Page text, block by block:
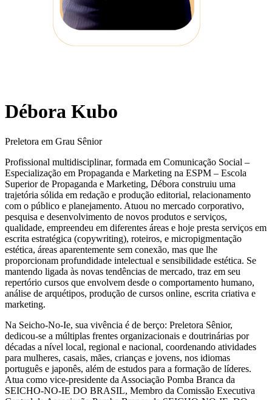
Débora Kubo
Preletora em Grau Sênior
Profissional multidisciplinar, formada em Comunicação Social –
Especialização em Propaganda e Marketing na ESPM – Escola
Superior de Propaganda e Marketing, Débora construiu uma
trajetória sólida em redação e produção editorial, relacionamento
com o público e planejamento. Atuou no mercado corporativo,
pesquisa e desenvolvimento de novos produtos e serviços,
qualidade, empreendeu em diferentes áreas e hoje presta serviços em
escrita estratégica (copywriting), roteiros, e micropigmentação
estética, áreas aparentemente sem conexão, mas que lhe
proporcionam profundidade intelectual e sensibilidade estética. Se
mantendo ligada às novas tendências de mercado, traz em seu
repertório cursos que envolvem desde o comportamento humano,
análise de arquétipos, produção de cursos online, escrita criativa e
marketing.
Na Seicho-No-Ie, sua vivência é de berço: Preletora Sênior,
dedicou-se a múltiplas frentes organizacionais e doutrinárias por
décadas a nível local, regional e nacional, coordenando atividades
para mulheres, casais, mães, crianças e jovens, nos idiomas
português e japonês, além de estudos para a formação de líderes.
Atua como vice-presidente da Associação Pomba Branca da
SEICHO-NO-IE DO BRASIL, Membro da Comissão Executiva